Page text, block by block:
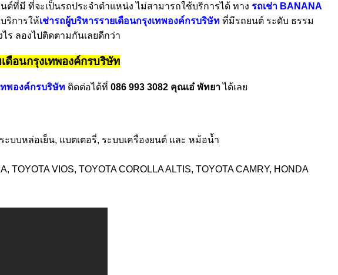
ที่มี ที่จะเป็นรถประจำตำแหน่ง ไม่สามารถใช้บริการได้ ทางรถเช่า BANANA
ริการให้เช่ารถผู้บริหารรายเดือนกรุงเทพองค์กรบริษัท ที่มีรถยนต์ ระดับ ธรรม
ร ลองไปติดตามกันเลยดีกว่า
ดือนกรุงเทพองค์กรบริษัท
ทพองค์กรบริษัท ติดต่อได้ที่086 993 3082 คุณเอ๋ พัทยาได้เลย
บบหล่อเย็น, แบตเตอรี่, ระบบเครื่องยนต์ และ หม้อน้ำ
VIOS, TOYOTA COROLLA ALTIS, TOYOTA CAMRY, HONDA